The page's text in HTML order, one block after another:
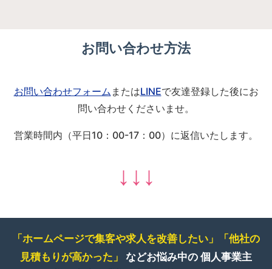
お問い合わせ方法
お問い合わせフォーム またはLINEで友達登録した後にお
問い合わせくださいませ。
営業時間内（平日10：00-17：00）に返信いたします。
↓↓↓
「ホームページで集客や求人を改善したい」
「他社の
見積もりが高かった」 などお悩み中の 個人事業主